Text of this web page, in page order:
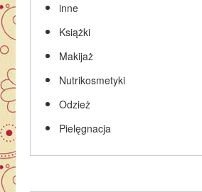
inne
Książki
Makijaż
Nutrikosmetyki
Odzież
Pielęgnacja